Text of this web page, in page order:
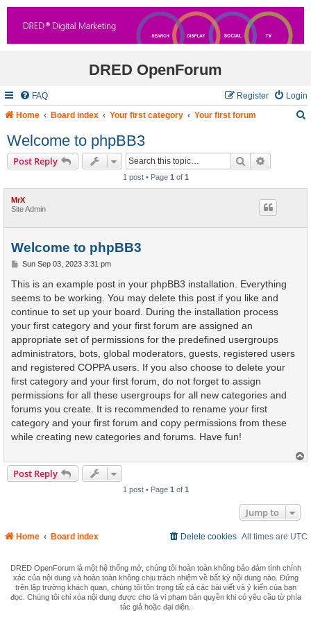
DRED OpenForum
FAQ Login
Register
Home
Board index Your first category Your first forum
c
Welcome to phpBB3
Post Reply Search
1 post • Page 1 of 1
MrX
Site Admin
Welcome to phpBB3
P
s
t
Sun Sep 03, 2023 3:31 pm
This is an example post in your phpBB3 installation. Everything
seems to be working. You may delete this post if you like and
continue to set up your board. During the installation process
your first category and your first forum are assigned an
appropriate set of permissions for the predefined usergroups
administrators, bots, global moderators, guests, registered users
and registered COPPA users. If you also choose to delete your
first category and your first forum, do not forget to assign
permissions for all these usergroups for all new categories and
forums you create. It is recommended to rename your first
category and your first forum and copy permissions from these
while creating new categories and forums. Have fun!
o
Post Reply
1 post • Page 1 of 1
Jump to
Home Board index All times are UTC
Delete cookies
DRED OpenForum là một hệ thống mở, chúng tôi hoàn toàn không bảo đảm tính chính
xác của nội dung và hoàn toàn không chịu trách nhiệm về bất kỳ nội dung nào. Đứng
trên lập trường khách quan, chúng tôi tôn trọng tất cả các bài viết và ý kiến của bạn
đọc. Chúng tôi chỉ xóa nội dung được cho là vi phạm bản quyền khi có yêu cầu từ phía
tác giả hoặc đại diện.